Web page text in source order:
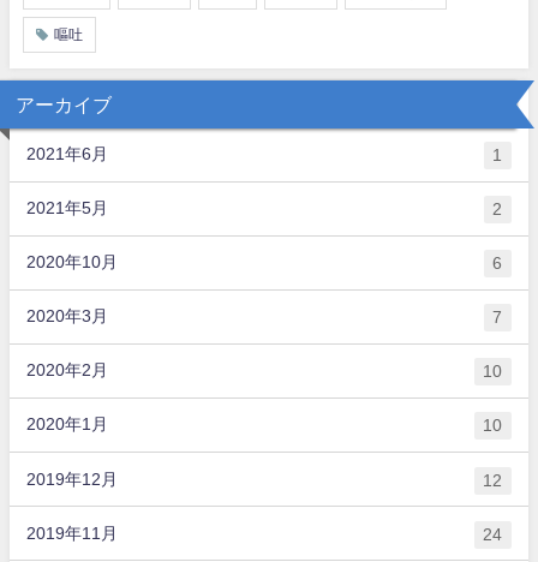
嘔吐
アーカイブ
2021年6月 1
2021年5月 2
2020年10月 6
2020年3月 7
2020年2月 10
2020年1月 10
2019年12月 12
2019年11月 24